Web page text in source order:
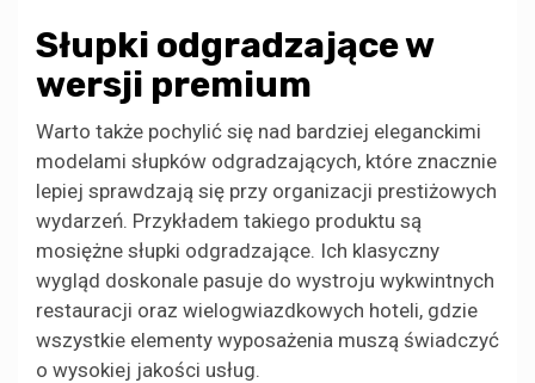
Słupki odgradzające w
wersji premium
Warto także pochylić się nad bardziej eleganckimi
modelami słupków odgradzających, które znacznie
lepiej sprawdzają się przy organizacji prestiżowych
wydarzeń. Przykładem takiego produktu są
mosiężne słupki odgradzające. Ich klasyczny
wygląd doskonale pasuje do wystroju wykwintnych
restauracji oraz wielogwiazdkowych hoteli, gdzie
wszystkie elementy wyposażenia muszą świadczyć
o wysokiej jakości usług.